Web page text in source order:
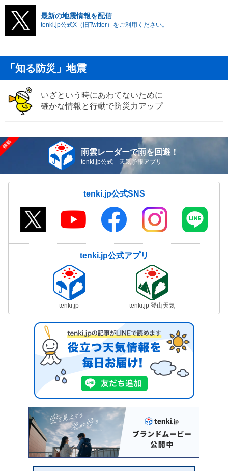
最新の地震情報を配信
tenki.jp公式X（旧Twitter）をご利用ください。
「知る防災」地震
いざという時にあわてないために
確かな情報と行動で防災力アップ
雨雲レーダーで雨を回避！
tenki.jp公式 天気予報アプリ
tenki.jp公式SNS
tenki.jp公式アプリ
tenki.jp tenki.jp 登山天気